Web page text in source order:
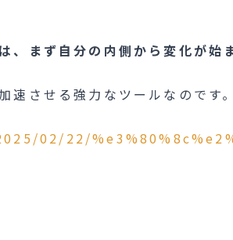
、まず自分の内側から変化が始
速させる強力なツールなのです。
02/22/